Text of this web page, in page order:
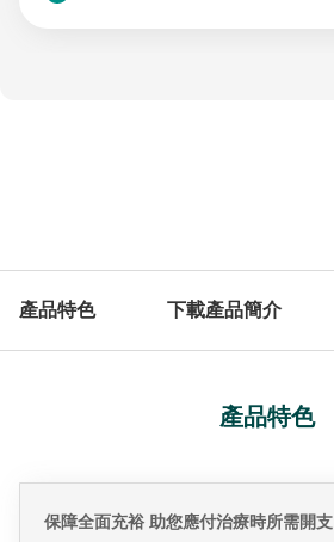
產品特色 下載產品簡介
產品特色
保障全面充裕 助您應付治療時所需開支